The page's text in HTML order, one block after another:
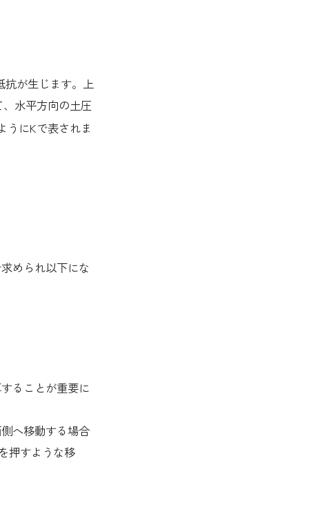
抗が生じます。上
、水平方向の土圧
うにKで表されま
められ以下にな
ることが重要に
へ移動する場合
押すような移